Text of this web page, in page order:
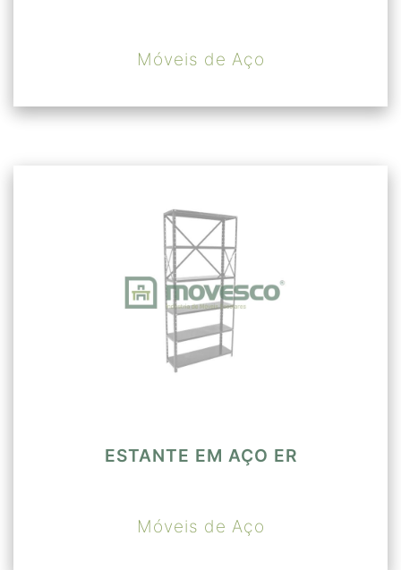
Móveis de Aço
ESTANTE EM AÇO ER
Móveis de Aço